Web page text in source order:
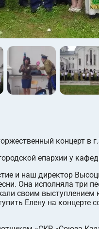
концерт в
епархии у
и наш директор
Она исполняла три
своим
Елену на